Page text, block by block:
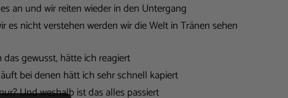
an und wir reiten wieder in den Untergang
es nicht verstehen werden wir die Welt in Tränen sehen
das gewusst, hätte ich reagiert
bei denen hätt ich sehr schnell kapiert
Und weshalb ist das alles passiert